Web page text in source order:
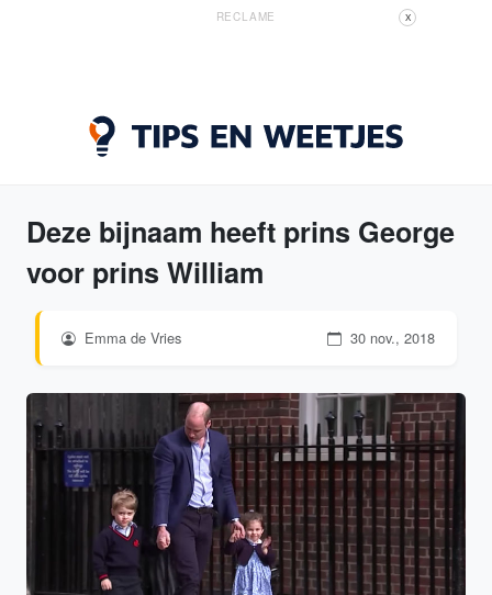
RECLAME X
Deze bijnaam heeft prins George
voor prins William
Emma de Vries 30 nov., 2018